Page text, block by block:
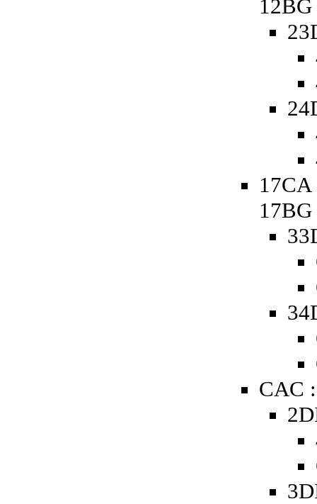
12BG
17BG
CAC